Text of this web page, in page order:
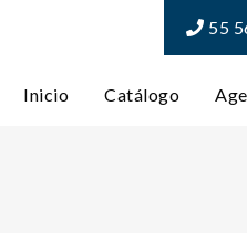
55
Inicio Catálogo